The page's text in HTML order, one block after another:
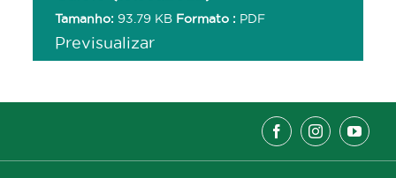
Tamanho: 93.79 KB Formato : PDF
Previsualizar